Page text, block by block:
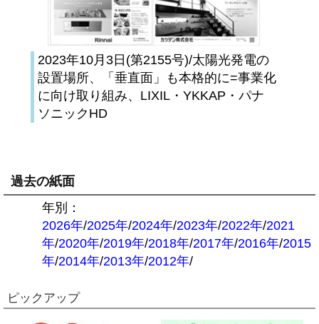
2023年10月3日(第2155号)/太陽光発電の
設置場所、「垂直面」も本格的に=事業化
に向け取り組み、LIXIL・YKKAP・パナ
ソニックHD
過去の紙面
年別：
2026年/2025年/2024年/2023年/2022年/2021
年/2020年/2019年/2018年/2017年/2016年/2015
年/2014年/2013年/2012年/
ピックアップ